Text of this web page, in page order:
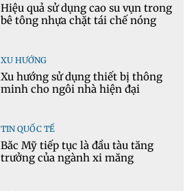
Hiệu quả sử dụng cao su vụn trong
bê tông nhựa chặt tái chế nóng
XU HƯỚNG
Xu hướng sử dụng thiết bị thông
minh cho ngôi nhà hiện đại
TIN QUỐC TẾ
Bắc Mỹ tiếp tục là đầu tàu tăng
trưởng của ngành xi măng